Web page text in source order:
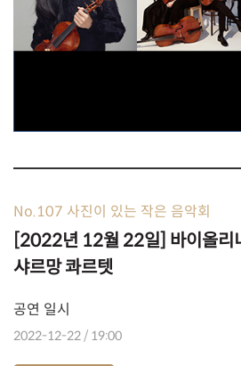
No.107 사진이 있는 작은 음악회
[2022년 12월 22일] 바이올리
샤르망 콰르텟
공연 일시
2022-12-22 / 19:00